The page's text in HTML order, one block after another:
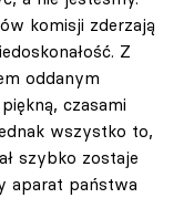
komisji zderzają
Z
oddanym
czasami
wszystko to,
szybko zostaje
aparat państwa